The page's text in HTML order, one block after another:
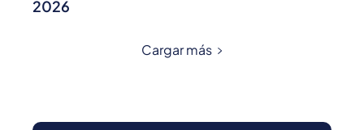
2026
Cargar más